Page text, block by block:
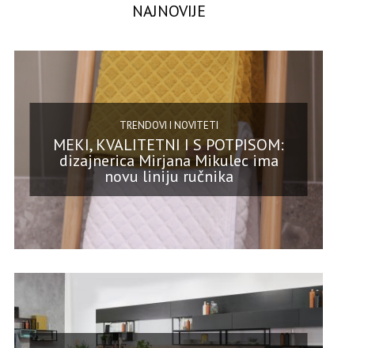
NAJNOVIJE
TRENDOVI I NOVITETI
MEKI, KVALITETNI I S POTPISOM:
dizajnerica Mirjana Mikulec ima
novu liniju ručnika